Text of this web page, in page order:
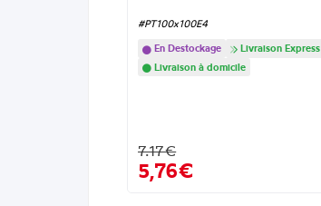
#PT100x100E4
En Destockage
Livraison Express
Livraison à domicile
7.17€
5,76€